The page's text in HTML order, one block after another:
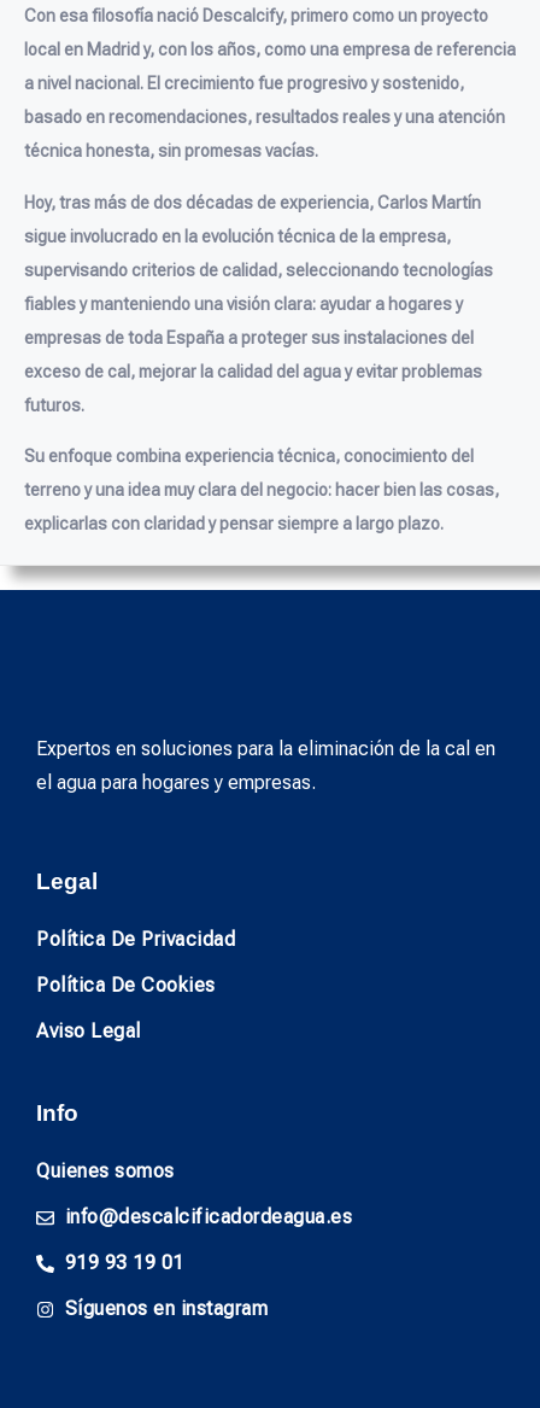
Con esa filosofía nació Descalcify, primero como un proyecto
local en Madrid y, con los años, como una empresa de referencia
a nivel nacional. El crecimiento fue progresivo y sostenido,
basado en recomendaciones, resultados reales y una atención
técnica honesta, sin promesas vacías.
Hoy, tras más de dos décadas de experiencia, Carlos Martín
sigue involucrado en la evolución técnica de la empresa,
supervisando criterios de calidad, seleccionando tecnologías
fiables y manteniendo una visión clara: ayudar a hogares y
empresas de toda España a proteger sus instalaciones del
exceso de cal, mejorar la calidad del agua y evitar problemas
futuros.
Su enfoque combina experiencia técnica, conocimiento del
terreno y una idea muy clara del negocio: hacer bien las cosas,
explicarlas con claridad y pensar siempre a largo plazo.
Expertos en soluciones para la eliminación de la cal en
el agua para hogares y empresas.
Legal
Política De Privacidad
Política De Cookies
Aviso Legal
Info
Quienes somos
info@descalcificadordeagua.es
919 93 19 01
Síguenos en instagram